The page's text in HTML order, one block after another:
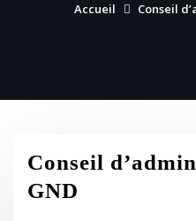
Accueil Conseil
Conseil
GND